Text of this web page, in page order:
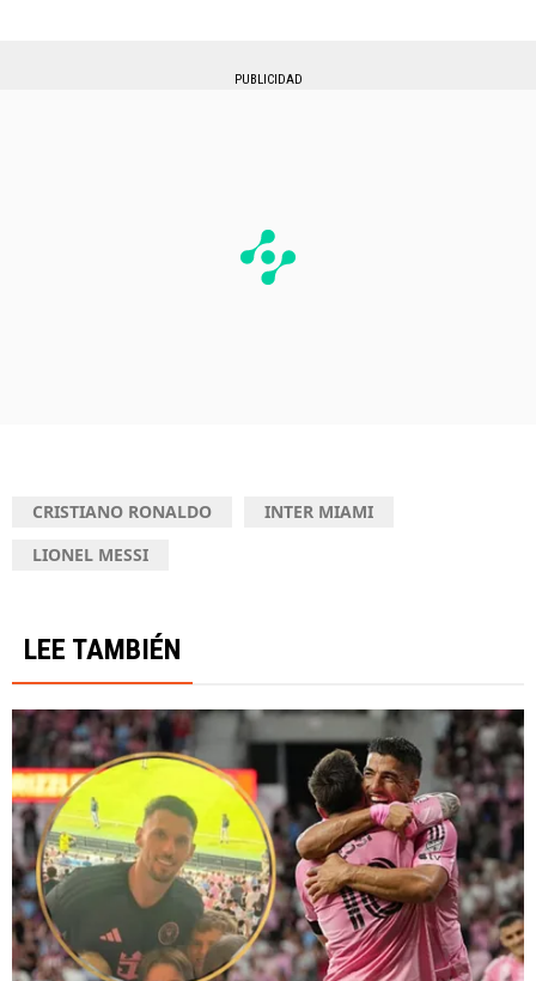
PUBLICIDAD
CRISTIANO RONALDO
INTER MIAMI
LIONEL MESSI
LEE TAMBIÉN